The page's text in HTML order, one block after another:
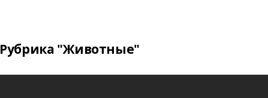
Рубрика "Животные"